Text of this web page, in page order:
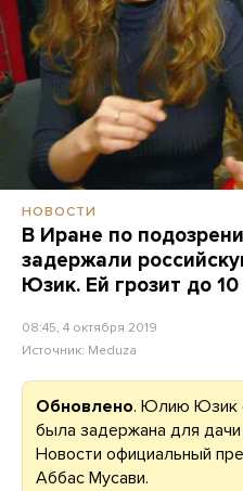
НОВОСТИ
В Иране по
задержали
Юзик. Ей грозит до
08:45, 4 октября 2019
Источник: Meduza
Обновлено. Юлию Юзик
была задержана для дачи
Новости официальный
Аббас Мусави.